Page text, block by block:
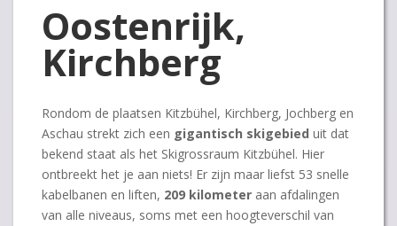
Oostenrijk,
Kirchberg
Rondom de plaatsen Kitzbühel, Kirchberg, Jochberg en
Aschau strekt zich een gigantisch skigebied uit dat
bekend staat als het Skigrossraum Kitzbühel. Hier
ontbreekt het je aan niets! Er zijn maar liefst 53 snelle
kabelbanen en liften, 209 kilometer aan afdalingen
van alle niveaus, soms met een hoogteverschil van